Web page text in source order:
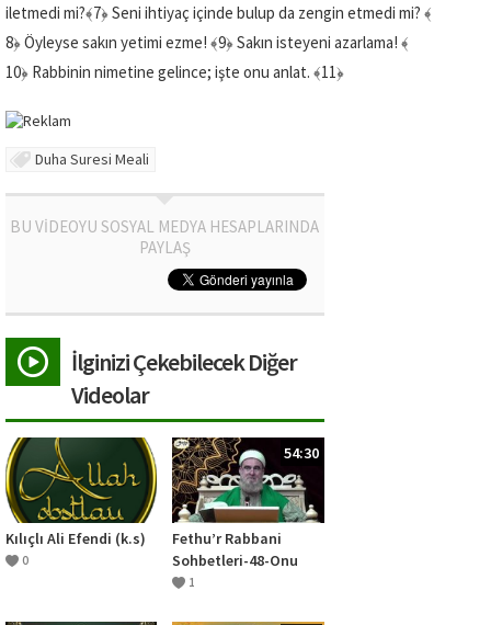
iletmedi mi?﴾7﴿Seni ihtiyaç içinde bulup da zengin etmedi mi? ﴾
8﴿Öyleyse sakın yetimi ezme! ﴾9﴿Sakın isteyeni azarlama! ﴾
10﴿ Rabbinin nimetine gelince; işte onu anlat. ﴾11﴿
Duha Suresi Meali
BU VİDEOYU SOSYAL MEDYA HESAPLARINDA
PAYLAŞ
İlginizi Çekebilecek Diğer
Videolar
Kılıçlı Ali Efendi (k.s)
0
54:30
Fethu’r Rabbani
Sohbetleri-48-Onu
Tanıma ve Zevk Etme
1